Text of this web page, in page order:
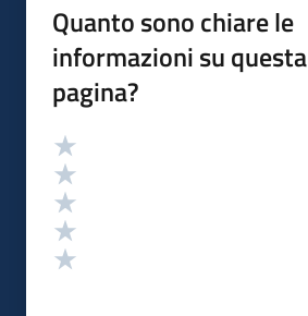
Quanto sono chiare le
informazioni su questa
pagina?
Valutazione